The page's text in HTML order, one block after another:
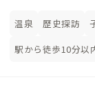
温泉 歴史探訪
駅から徒歩10分以